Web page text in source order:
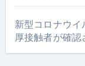
新型コロナウ
厚接触者が確認